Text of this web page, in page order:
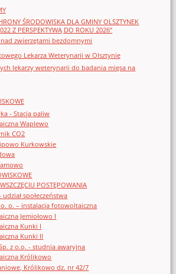
ŚRODOWISKA DLA GMINY OLSZTYNEK
Z PERSPEKTYWĄ DO ROKU 2026”
zwierzętami bezdomnymi
Lekarza Weterynarii w Olsztynie
lekarzy weterynarii do badania mięsa na
- Stacja paliw
Waplewo
CO2
Kurkowskie
POSTĘPOWANIA
społeczeństwa
o. – instalacja fotowoltaiczna
Jemiołowo I
Kunki I
Kunki II
z o.o. - studnia awaryjna
Królikowo
Królikowo dz. nr 42/7